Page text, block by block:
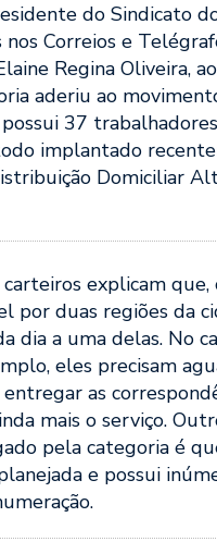
do Sindicato
Correios e
Regina Oliveira,
aderiu ao
37
implantado
Domiciliar
carteiros explicam que,
por duas regiões da
dia a uma delas. No
eles precisam
as
mais o serviço.
pela categoria é
e possui